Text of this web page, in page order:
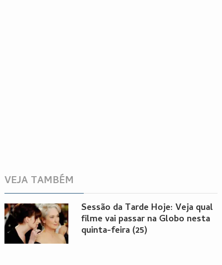
VEJA TAMBÉM
Sessão da Tarde Hoje: Veja qual
filme vai passar na Globo nesta
quinta-feira (25)